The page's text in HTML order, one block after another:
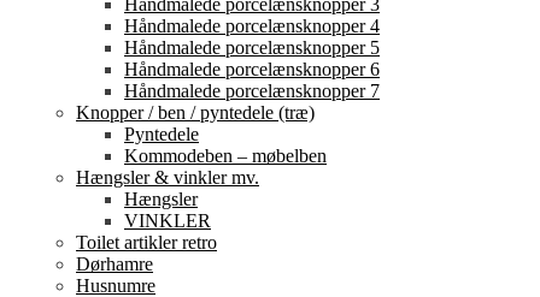
Håndmalede porcelænsknopper 3
Håndmalede porcelænsknopper 4
Håndmalede porcelænsknopper 5
Håndmalede porcelænsknopper 6
Håndmalede porcelænsknopper 7
Knopper / ben / pyntedele (træ)
Pyntedele
Kommodeben – møbelben
Hængsler & vinkler mv.
Hængsler
VINKLER
Toilet artikler retro
Dørhamre
Husnumre